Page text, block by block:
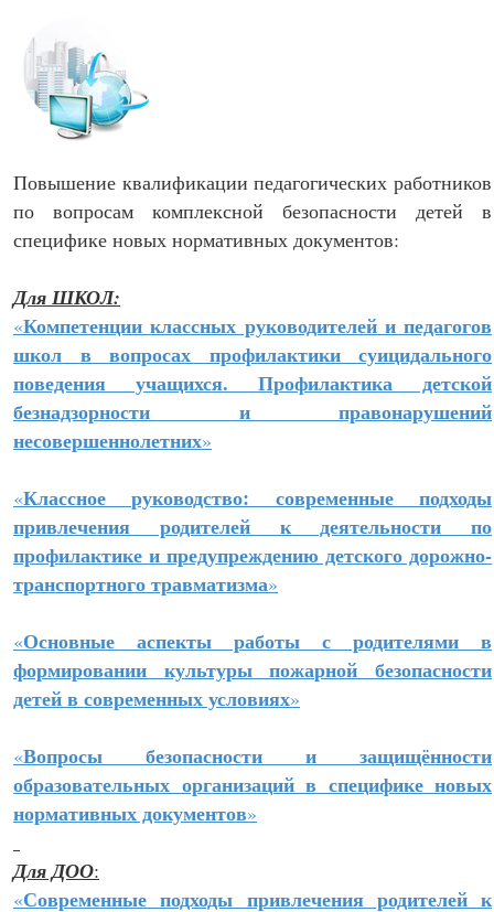
Повышение квалификации педагогических работников
по вопросам комплексной безопасности детей в
специфике новых нормативных документов:
Для ШКОЛ:
«Компетенции классных руководителей и педагогов
школ в вопросах профилактики суицидального
поведения учащихся. Профилактика детской
безнадзорности и правонарушений
несовершеннолетних»
«Классное руководство: современные подходы
привлечения родителей к деятельности по
профилактике и предупреждению детского дорожно-
транспортного травматизма»
«Основные аспекты работы с родителями в
формировании культуры пожарной безопасности
детей в современных условиях»
«Вопросы безопасности и защищённости
образовательных организаций в специфике новых
нормативных документов»
Для ДОО:
«Современные подходы привлечения родителей к